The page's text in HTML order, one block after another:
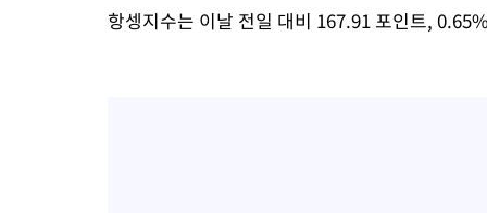
항셍지수는 이날 전일 대비 167.91 포인트,